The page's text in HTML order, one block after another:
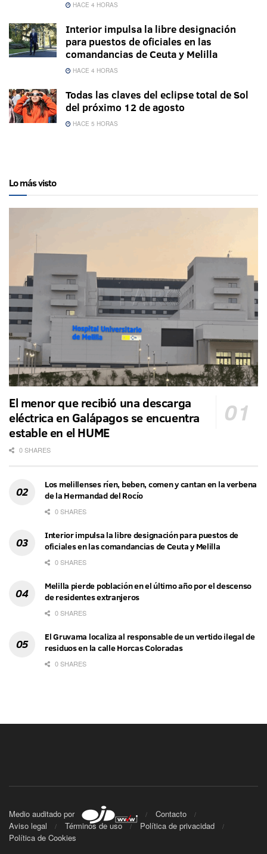
HACE 4 HORAS
Interior impulsa la libre designación
para puestos de oficiales en las
comandancias de Ceuta y Melilla
HACE 4 HORAS
Todas las claves del eclipse total de Sol
del próximo 12 de agosto
HACE 5 HORAS
Lo más visto
El menor que recibió una descarga
eléctrica en Galápagos se encuentra
estable en el HUME
0 SHARES
Los melillenses ríen, beben, comen y cantan en la verbena
de la Hermandad del Rocío
0 SHARES
Interior impulsa la libre designación para puestos de
oficiales en las comandancias de Ceuta y Melilla
0 SHARES
Melilla pierde población en el último año por el descenso
de residentes extranjeros
0 SHARES
El Gruvama localiza al responsable de un vertido ilegal de
residuos en la calle Horcas Coloradas
0 SHARES
Medio auditado por
Contacto
Aviso legal
Términos de uso
Política de privacidad
Política de Cookies